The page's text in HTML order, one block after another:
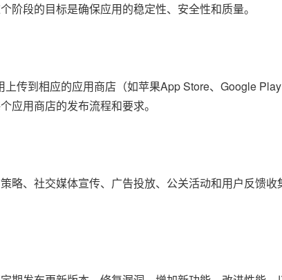
段的目标是确保应用的稳定性、安全性和质量。
传到相应的应用商店（如苹果App Store、Google
应用商店的发布流程和要求。
略、社交媒体宣传、广告投放、公关活动和用户反馈收